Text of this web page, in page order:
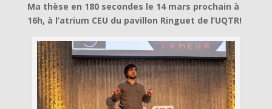
Ma thèse en 180 secondes le 14 mars prochain à
16h, à l’atrium CEU du pavillon Ringuet de l’UQTR!